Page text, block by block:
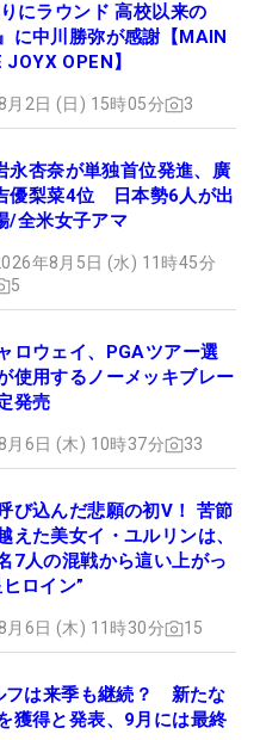
にラウンド 高校以来の
に中川勝弥が感謝【MAIN
OPEN】
月2日 (日) 15時05分 3
永杏奈が単独首位発進、廣
優梨菜4位 日本勢6人が出
/全米女子アマ
年8月5日 (水) 11時45分
5
ロウェイ、PGAツアー選
使用するノーメッキブレー
発売
月6日 (木) 10時37分 33
び込んだ悲願の初V！ 苦節
えた美女イ・ユルリンは、
7人の混戦から這い上がっ
ロイン”
月6日 (木) 11時30分 15
フは来季も継続？ 新たな
獲得と発表、9月には最終